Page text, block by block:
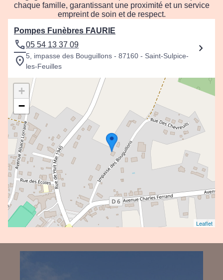
chaque famille, garantissant une proximité et un service
empreint de soin et de respect.
Pompes Funèbres FAURIE
05 54 13 37 09
5, impasse des Bouguillons - 87160 - Saint-Sulpice-
les-Feuilles
+
−
Leaflet